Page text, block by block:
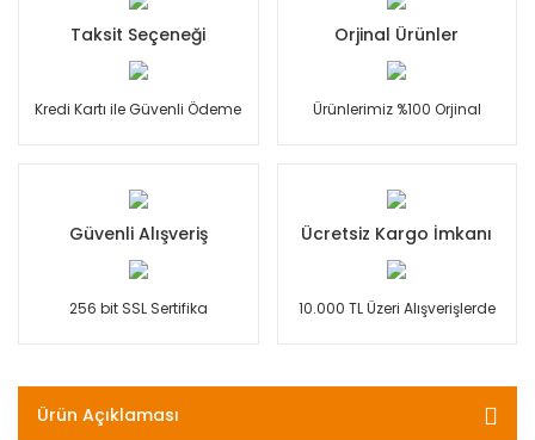
Taksit Seçeneği
Kredi Kartı ile Güvenli Ödeme
Orjinal Ürünler
Ürünlerimiz %100 Orjinal
Güvenli Alışveriş
256 bit SSL Sertifika
Ücretsiz Kargo İmkanı
10.000 TL Üzeri Alışverişlerde
Ürün Açıklaması